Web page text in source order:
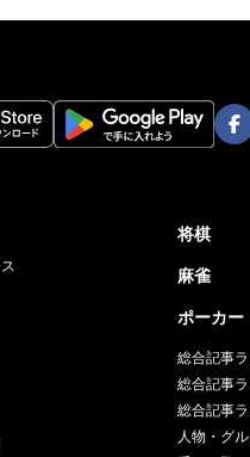
将棋
麻雀
ポーカー
総合記事ラ
総合記事
総合記事ラ
人物・グ